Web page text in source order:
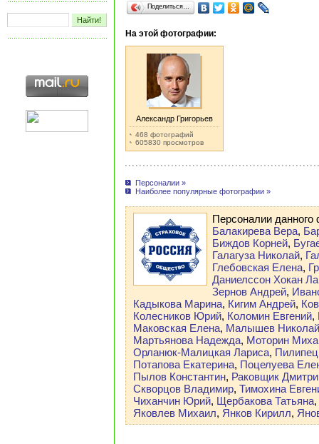
Поделиться…
На этой фотографии:
Александр Григорьев
468 фотографий
605830 просмотров
Персоналии »
Наиболее популярные фотографии »
Персоналии
Балакирева Вера,
Биждов Корней,
Галагуза Николай,
Глебовская Елена,
Даниелссон Хокан
Зернов Андрей,
Кадыкова Марина, Кигим Андрей,
Колесников Юрий, Коломин Евгений,
Маковская Елена, Малышев Николай
Мартьянова Надежда, Моторин
Орланюк-Малицкая Лариса,
Потапова Екатерина, Поцелуева
Пылов Константин, Раковщик
Скворцов Владимир, Тимохина
Чиханчин Юрий, Щербакова Татьяна,
Яковлев Михаил, Янков Кирилл,